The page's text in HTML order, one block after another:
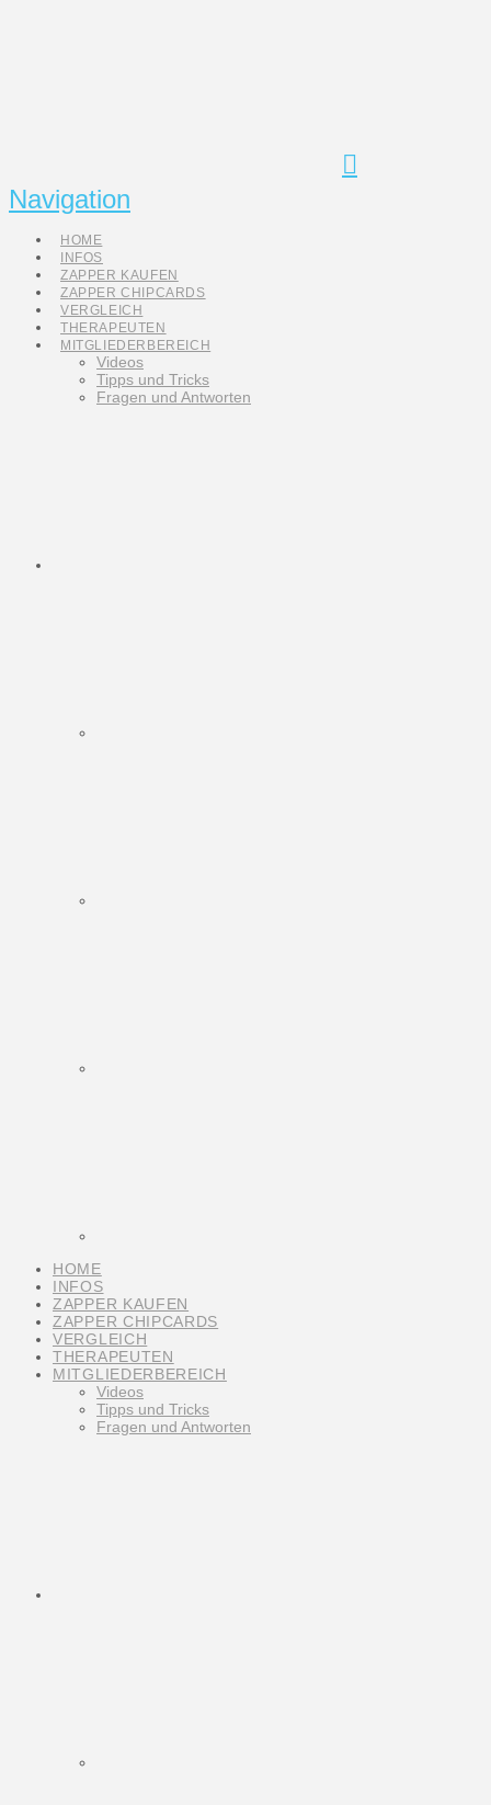
Navigation
HOME
INFOS
ZAPPER KAUFEN
ZAPPER CHIPCARDS
VERGLEICH
THERAPEUTEN
MITGLIEDERBEREICH
Videos
Tipps und Tricks
Fragen und Antworten
HOME
INFOS
ZAPPER KAUFEN
ZAPPER CHIPCARDS
VERGLEICH
THERAPEUTEN
MITGLIEDERBEREICH
Videos
Tipps und Tricks
Fragen und Antworten